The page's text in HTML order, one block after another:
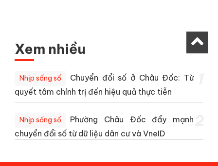
Xem nhiều
Nhịp sống số
Chuyển đổi số ở Châu Đốc: Từ
quyết tâm chính trị đến hiệu quả thực tiễn
Nhịp sống số
Phường Châu Đốc đẩy mạnh
chuyển đổi số từ dữ liệu dân cư và VneID